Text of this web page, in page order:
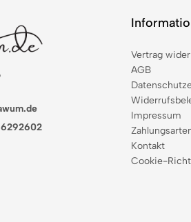
Vertrag
AGB
Impressum
Kontakt
Cookie-